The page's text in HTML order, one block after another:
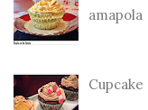
amapola